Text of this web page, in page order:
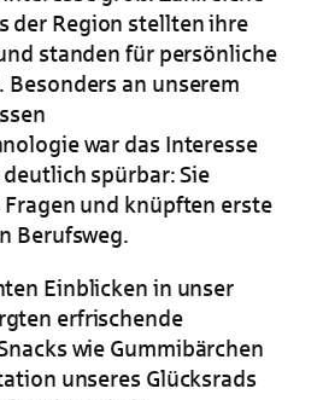
der Region stellten ihre
standen für persönliche
Besonders an unserem
war das Interesse
spürbar: Sie
und knüpften erste
Berufsweg.
Einblicken in unser
erfrischende
wie Gummibärchen
unseres Glücksrads